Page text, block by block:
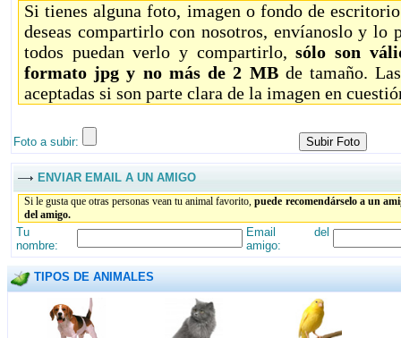
Si tienes alguna foto, imagen o fondo de
deseas compartirlo con nosotros, envíanoslo y lo
todos puedan verlo y compartirlo,sólo son
formato jpg y no más de 2 MBde tamaño.
aceptadas si son parte clara de la imagen en
Foto a subir:
ENVIAR EMAIL A UN AMIGO
Si le gusta que otras personas vean tu animal favorito,puede recomendárselo a un
del amigo.
Tu
nombre:
Email del
amigo:
TIPOS DE ANIMALES